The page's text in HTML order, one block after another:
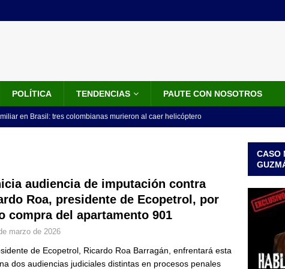
POLÍTICA TENDENCIAS PAUTE CON NOSOTROS
en Brasil: tres colombianas murieron al caer helicóptero
18 ministros que posesionó Abelardo De La Espriella: nombres,
de De La Espriella: trasladan a 117 presos de alto perfil; estos
anuncia paquete de US$1.000 millones para fortalecer la
de la Espriella LO ÚLTIMO
audiencia de imputación contra
Roa, presidente de Ecopetrol, por
compra del apartamento 901
marzo de 2026
de Ecopetrol, Ricardo Roa Barragán, enfrentará esta
dos audiencias judiciales distintas en procesos penales
CASO